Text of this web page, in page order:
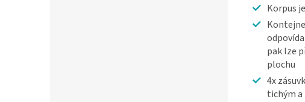
Korpus
pak lze
plochu
4x
tichým